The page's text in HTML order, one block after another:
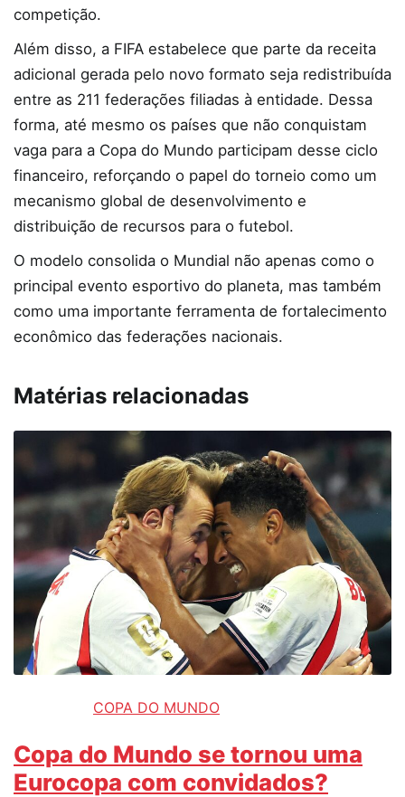
competição.
Além disso, a FIFA estabelece que parte da receita
adicional gerada pelo novo formato seja redistribuída
entre as 211 federações filiadas à entidade. Dessa
forma, até mesmo os países que não conquistam
vaga para a Copa do Mundo participam desse ciclo
financeiro, reforçando o papel do torneio como um
mecanismo global de desenvolvimento e
distribuição de recursos para o futebol.
O modelo consolida o Mundial não apenas como o
principal evento esportivo do planeta, mas também
como uma importante ferramenta de fortalecimento
econômico das federações nacionais.
Matérias relacionadas
COPA DO MUNDO
Copa do Mundo se tornou uma
Eurocopa com convidados?